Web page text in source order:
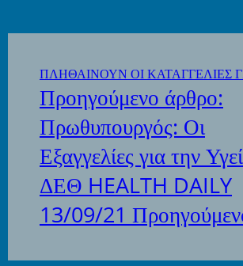
ΠΛΗΘΑΙΝΟΥΝ ΟΙ ΚΑΤΑΓΓΕΛΙΕΣ
Προηγούμενο άρθρο:
Πρωθυπουργός: Οι
Εξαγγελίες για την
ΔΕΘ HEALTH DAILY
13/09/21